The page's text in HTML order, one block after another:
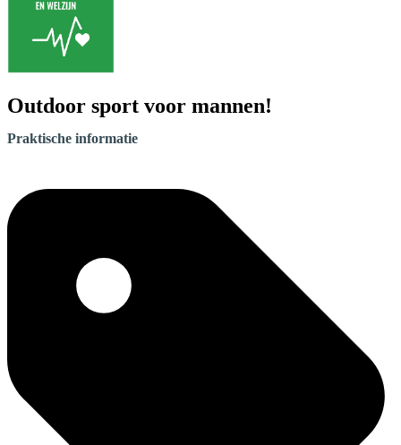
Outdoor sport voor mannen!
Praktische informatie